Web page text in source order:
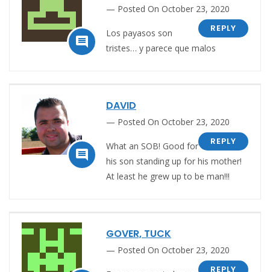

Posted On October 23, 2020
REPLY
Los payasos son
tristes… y parece que malos

DAVID
Posted On October 23, 2020
REPLY
What an SOB! Good for
his son standing up for his mother!
At least he grew up to be man!!!
GOVER, TUCK
Posted On October 23, 2020
REPLY